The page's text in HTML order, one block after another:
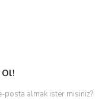
posta almak ister misiniz?